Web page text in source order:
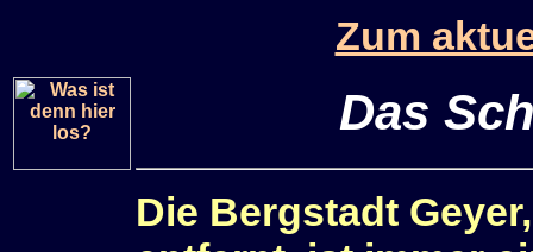
Zum
Das
Die Bergstadt